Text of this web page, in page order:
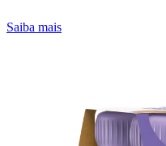
Saiba mais